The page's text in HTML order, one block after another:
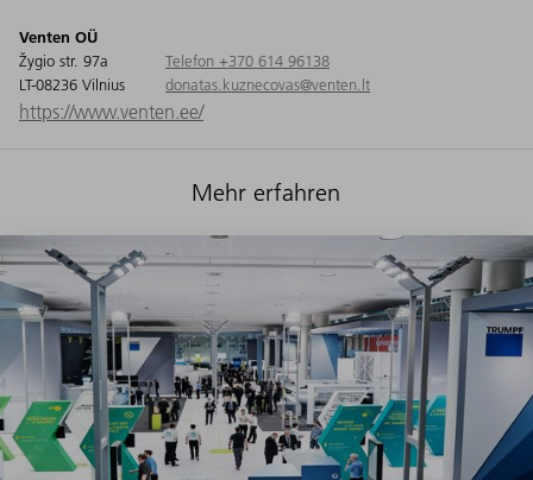
Venten OÜ
Žygio str. 97a
LT-08236 Vilnius
Telefon +370 614 96138
donatas.kuznecovas@venten.lt
https://www.venten.ee/
Mehr erfahren